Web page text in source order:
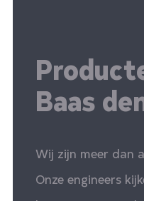
Baas
Wij zijn meer dan
Onze engineers